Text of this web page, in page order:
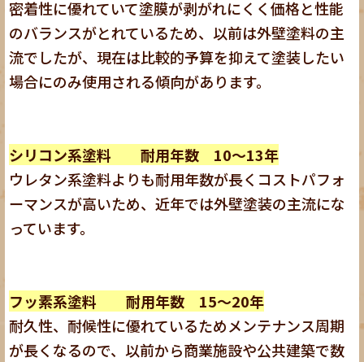
密着性に優れていて塗膜が剥がれにくく価格と性能
のバランスがとれているため、以前は外壁塗料の主
流でしたが、現在は比較的予算を抑えて塗装したい
場合にのみ使用される傾向があります。
シリコン系塗料 耐用年数 10～13年
ウレタン系塗料よりも耐用年数が長くコストパフォ
ーマンスが高いため、近年では外壁塗装の主流にな
っています。
フッ素系塗料 耐用年数 15～20年
耐久性、耐候性に優れているためメンテナンス周期
が長くなるので、以前から商業施設や公共建築で数